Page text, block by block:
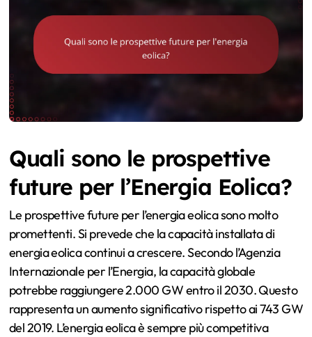
Quali sono le prospettive
future per l’Energia Eolica?
Le prospettive future per l’energia eolica sono molto
promettenti. Si prevede che la capacità installata di
energia eolica continui a crescere. Secondo l’Agenzia
Internazionale per l’Energia, la capacità globale
potrebbe raggiungere 2.000 GW entro il 2030. Questo
rappresenta un aumento significativo rispetto ai 743 GW
del 2019. L’energia eolica è sempre più competitiva